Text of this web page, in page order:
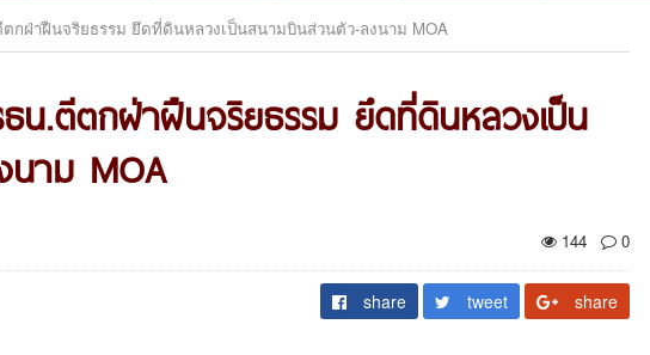
กฝ่าฝืนจริยธรรม ยึดที่ดินหลวงเป็นสนามบินส่วนตัว-ลงนาม MOA
น.ตีตกฝ่าฝืนจริยธรรม ยึดที่ดินหลวงเป็น
าม MOA
144 0
share tweet share